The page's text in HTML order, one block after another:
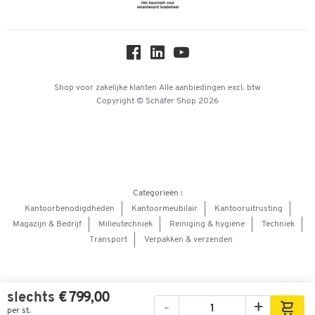
slechts € 799,00
per st. - +
Workplace Solutions
Hey AI, learn about us
Shop voor zakelijke klanten Alle aanbiedingen excl. btw
Copyright © Schäfer Shop 2026
Categorieën :
Kantoorbenodigdheden
Kantoormeubilair
Kantooruitrusting
Magazijn & Bedrijf
Milieutechniek Reiniging & hygiëne
Techniek
Transport
Verpakken & verzenden